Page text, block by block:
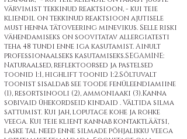
värvimist tekkinud reaktsioon, - kui teie
kliendil on tekkinud reaktsioon ajutisele
must henna tätoveering minevikus. Selle riski
vähendamiseks on soovitatav allergiatesti
teha 48 tundi enne iga kasutamist. Ainult
professionaalseks kasutamiseks.SEGAMINE:
Naturaalsed, reflektoorsed ja pastelsed
toonid 1:1, highlift toonid 1:2.Sõltuvalt
toonist sisaldab see toode fenüleendiamiine
(1), resortsinooli (2), ammoniaaki (3).Kanna
sobivaid ühekordseid kindaid . Vältida silma
sattumist. Kui jah, loputage kohe ja rohke
veega. Kui teie klient kannab kontaktläätsi,
laske tal need enne silmade põhjalikku veega